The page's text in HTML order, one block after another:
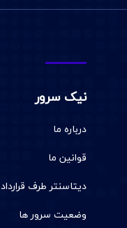
نیک سرور
درباره ما
قوانین ما
دیتاسنتر طرف قرارداد
وضعیت سرور ها